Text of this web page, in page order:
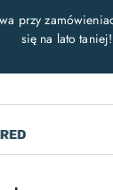
głównej
konto
głównego
przy
się na lato taniej!